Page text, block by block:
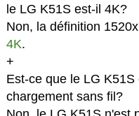
le LG K51S est-il 4K?
Non, la définition
4K.
+
Est-ce que le LG
chargement sans fil?